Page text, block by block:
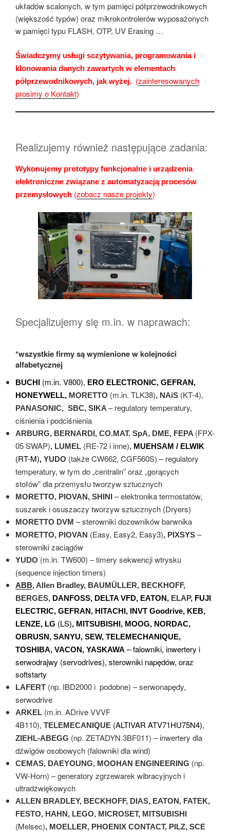
układów scalonych, w tym pamięci półprzewodnikowych
(większość typów) oraz mikrokontrolerów wyposażonych
w pamięci typu FLASH, OTP, UV Erasing …
Świadczymy usługi sczytywania, programowania i
klonowania danych zawartych w elementach
półprzewodnikowych, jak wyżej. (zainteresowanych
prosimy o Kontakt)
Realizujemy również następujące zadania:
Wykonujemy prototypy funkcjonalne i urządzenia
elektroniczne związane z automatyzacją procesów
przemysłowych (zobacz nasze projekty)
Specjalizujemy się m.in. w naprawach:
*wszystkie firmy są wymienione w kolejności
alfabetycznej
BUCHI (m.in. V800), ERO ELECTRONIC, GEFRAN,
HONEYWELL, MORETTO (m.in. TLK38), NAiS (KT-4),
PANASONIC, SBC, SIKA – regulatory temperatury,
ciśnienia i podciśnienia
ARBURG, BERNARDI, CO.MAT. SpA, DME, FEPA (FPX-
05 SWAP), LUMEL (RE-72 i inne), MUEHSAM / ELWIK
(RT-M), YUDO (także CW662, CGF560S) – regulatory
temperatury, w tym do „centralin” oraz „gorących
stołów” dla przemysłu tworzyw sztucznych
MORETTO, PIOVAN, SHINI – elektronika termostatów,
suszarek i osuszaczy tworzyw sztucznych (Dryers)
MORETTO DVM – sterowniki dozowników barwnika
MORETTO, PIOVAN (Easy, Easy2, Easy3), PIXSYS –
sterowniki zaciągów
YUDO (m.in. TW600) – timery sekwencji wtrysku
(sequence injection timers)
ABB, Allen Bradley, BAUMÜLLER, BECKHOFF,
BERGES, DANFOSS, DELTA VFD, EATON, ELAP, FUJI
ELECTRIC, GEFRAN, HITACHI, INVT Goodrive, KEB,
LENZE, LG (LS), MITSUBISHI, MOOG, NORDAC,
OBRUSN, SANYU, SEW, TELEMECHANIQUE,
TOSHIBA, VACON, YASKAWA – falowniki, inwertery i
serwodrajwy (servodrives), sterowniki napędów, oraz
softstarty
LAFERT (np. IBD2000 i podobne) – serwonapędy,
serwodrive
ARKEL (m.in. ADrive VVVF
4B110), TELEMECANIQUE (ALTIVAR ATV71HU75N4),
ZIEHL-ABEGG (np. ZETADYN 3BF011) – inwertery dla
dźwigów osobowych (falowniki dla wind)
CEMAS, DAEYOUNG, MOOHAN ENGINEERING (np.
VW-Horn) – generatory zgrzewarek wibracyjnych i
ultradźwiękowych
ALLEN BRADLEY, BECKHOFF, DIAS, EATON, FATEK,
FESTO, HAHN, LEGO, MICROSET, MITSUBISHI
(Melsec), MOELLER, PHOENIX CONTACT, PILZ, SCE